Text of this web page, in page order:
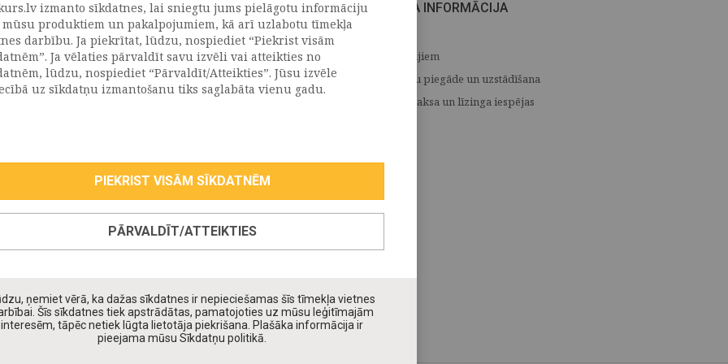
matrači
PAR MUMS
Uzņēmums
Vēsture
Kontakti
CITA INFORMĀCIJA
Medijiem
Preču piegāde un uzstādīšana
Apmaksa un līzinga iespējas
izmanto sīkdatnes, lai sniegtu jums pielāgotu informāciju
produktiem un pakalpojumiem, kā arī uzlabotu tīmekļa
darbību. Ja piekrītat, lūdzu, nospiediet “Piekrist visām
Ja vēlaties pārvaldīt savu izvēli vai atteikties no
lūdzu, nospiediet “Pārvaldīt/Atteikties”. Jūsu izvēle
uz sīkdatņu izmantošanu tiks saglabāta vienu gadu.
PIEKRIST VISĀM SĪKDATNĒM
PĀRVALDĪT/ATTEIKTIES
ņemiet vērā, ka dažas sīkdatnes ir nepieciešamas šīs tīmekļa vietnes
Šīs sīkdatnes tiek apstrādātas, pamatojoties uz mūsu leģitīmajām
interesēm, tāpēc netiek lūgta lietotāja piekrišana. Plašāka informācija ir
pieejama mūsu Sīkdatņu politikā.